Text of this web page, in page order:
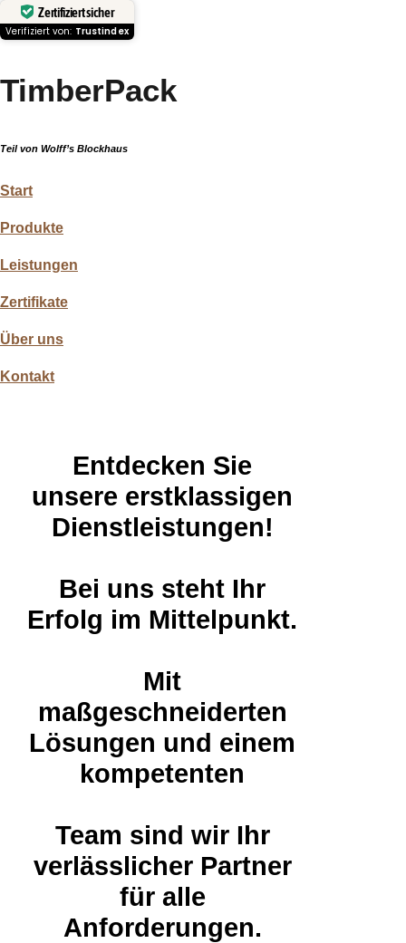
Zertifiziert sicher
Verifiziert von: Trustindex
TimberPack
Teil von Wolff’s Blockhaus
Start
Produkte
Leistungen
Zertifikate
Über uns
Kontakt
Entdecken Sie
unsere erstklassigen
Dienstleistungen!
Bei uns steht Ihr
Erfolg im Mittelpunkt.
Mit
maßgeschneiderten
Lösungen und einem
kompetenten
Team sind wir Ihr
verlässlicher Partner
für alle
Anforderungen.